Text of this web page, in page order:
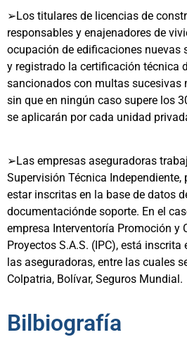
➢Los titulares de licencias de
responsables y enajenadores de
ocupación de edificaciones nuevas
y registrado la certificación técnica
sancionados con multas sucesivas
sin que en ningún caso supere los
se aplicarán por cada unidad
➢Las empresas aseguradoras
Supervisión Técnica Independiente,
estar inscritas en la base de datos
documentaciónde soporte. En el
empresa Interventoría Promoción y
Proyectos S.A.S. (IPC), está
las aseguradoras, entre las cuales
Colpatria, Bolívar, Seguros Mundial.
Bilbiografía